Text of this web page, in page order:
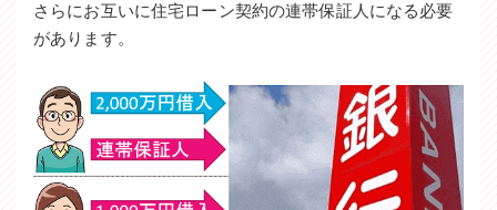
さらにお互いに住宅ローン契約の連帯保証人になる必要
があります。